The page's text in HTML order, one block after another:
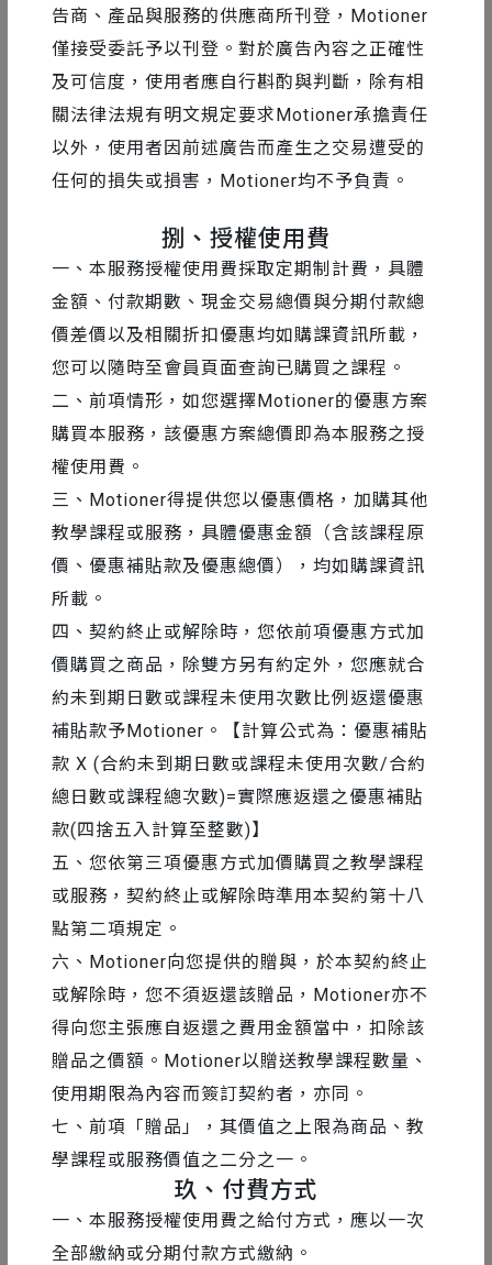
告商、產品與服務的供應商所刊登，Motioner
僅接受委託予以刊登。對於廣告內容之正確性
及可信度，使用者應自行斟酌與判斷，除有相
關法律法規有明文規定要求Motioner承擔責任
以外，使用者因前述廣告而產生之交易遭受的
任何的損失或損害，Motioner均不予負責。
捌、授權使用費
一、本服務授權使用費採取定期制計費，具體
金額、付款期數、現金交易總價與分期付款總
價差價以及相關折扣優惠均如購課資訊所載，
您可以隨時至會員頁面查詢已購買之課程。
二、前項情形，如您選擇Motioner的優惠方案
購買本服務，該優惠方案總價即為本服務之授
權使用費。
三、Motioner得提供您以優惠價格，加購其他
教學課程或服務，具體優惠金額（含該課程原
價、優惠補貼款及優惠總價），均如購課資訊
所載。
四、契約終止或解除時，您依前項優惠方式加
價購買之商品，除雙方另有約定外，您應就合
約未到期日數或課程未使用次數比例返還優惠
補貼款予Motioner。【計算公式為：優惠補貼
款 X (合約未到期日數或課程未使用次數/合約
總日數或課程總次數)=實際應返還之優惠補貼
款(四捨五入計算至整數)】
五、您依第三項優惠方式加價購買之教學課程
或服務，契約終止或解除時準用本契約第十八
點第二項規定。
六、Motioner向您提供的贈與，於本契約終止
或解除時，您不須返還該贈品，Motioner亦不
得向您主張應自返還之費用金額當中，扣除該
贈品之價額。Motioner以贈送教學課程數量、
使用期限為內容而簽訂契約者，亦同。
七、前項「贈品」，其價值之上限為商品、教
學課程或服務價值之二分之一。
玖、付費方式
一、本服務授權使用費之給付方式，應以一次
全部繳納或分期付款方式繳納。
❶ 對設計有興趣，但沒有軟體操作經驗、不知從何入門
的初心者
❷ 使用過 PS、Ai 其中一種，想知道兩者差異，以及如
何快速上手的新手玩家
❸ 本身是設計相關工作者，熟悉 Ps、Ai ，想了解如何
應用在動態設計上的高階勇者
❹ 願意花一部影集的時間，學點設計相關知識的每個你
Q1 開始上課前，需要準備什麼工具或軟體？
本課程主要使用Photoshop、Illustrator進行教學，
以上軟體可至 Adobe 官網下載七天免費試用版。
Q2 老師是否會回覆我的問題？
這堂課主要會是動態設計基礎的分享，因此老師不會回
Q3 這門課可以看多久？
開課之後，你可以使用電腦、手機及平板不限平台上課
沒有上課時間及地點的限制，你可以無限次數的重複觀
看課程內容喔！
Q4 我⋯我還有其他問題！
你可以前往我們整理好的 常見問題頁面
或是將你遇到的問題透過 Email 到